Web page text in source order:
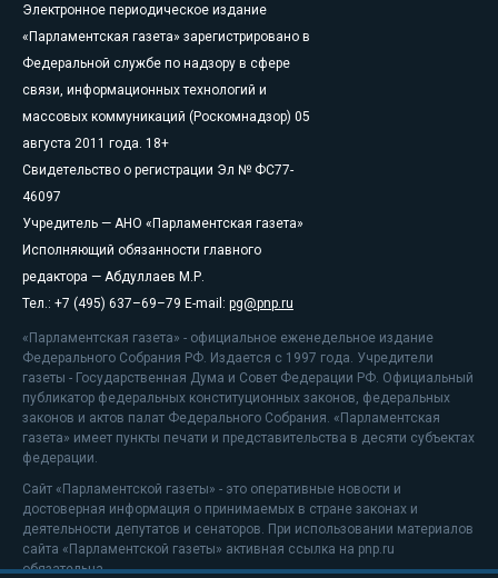
Электронное периодическое издание
«Парламентская газета» зарегистрировано в
Федеральной службе по надзору в сфере
связи, информационных технологий и
массовых коммуникаций (Роскомнадзор) 05
августа 2011 года. 18+
Свидетельство о регистрации Эл № ФС77-
46097
Учредитель — АНО «Парламентская газета»
Исполняющий обязанности главного
редактора — Абдуллаев М.Р.
Тел.: +7 (495) 637–69–79 E-mail: pg@pnp.ru
«Парламентская газета» - официальное еженедельное издание
Федерального Собрания РФ. Издается с 1997 года. Учредители
газеты - Государственная Дума и Совет Федерации РФ. Официальный
публикатор федеральных конституционных законов, федеральных
законов и актов палат Федерального Собрания. «Парламентская
газета» имеет пункты печати и представительства в десяти субъектах
федерации.
Сайт «Парламентской газеты» - это оперативные новости и
достоверная информация о принимаемых в стране законах и
деятельности депутатов и сенаторов. При использовании материалов
сайта «Парламентской газеты» активная ссылка на pnp.ru
обязательна.